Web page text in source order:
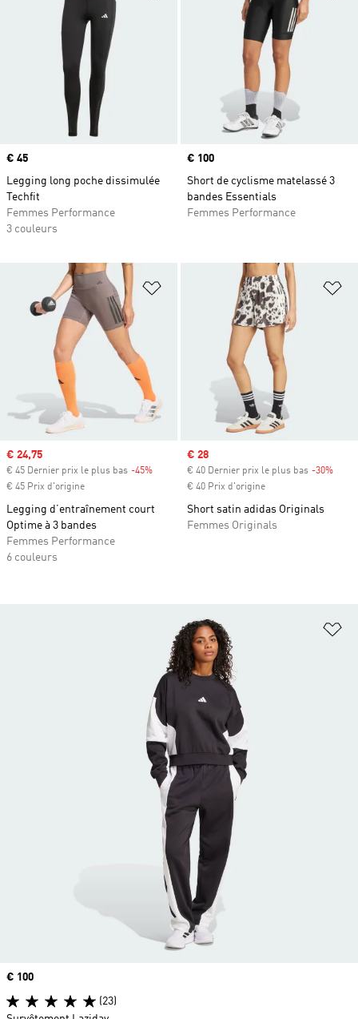
Prix
€ 45
Legging long poche dissimulée
Techfit
Femmes Performance
3 couleurs
Prix
€ 100
Short de cyclisme matelassé 3
bandes Essentials
Femmes Performance
Ajouter à la Liste de produits
Prix soldé
€ 24,75
€ 45 Dernier prix le plus bas -45%
€ 45 Prix d'origine
Legging d’entraînement court
Optime à 3 bandes
Femmes Performance
6 couleurs
Prix soldé
€ 28
€ 40 Dernier prix le plus bas -30%
€ 40 Prix d'origine
Short satin adidas Originals
Femmes Originals
Prix
€ 100
(23)